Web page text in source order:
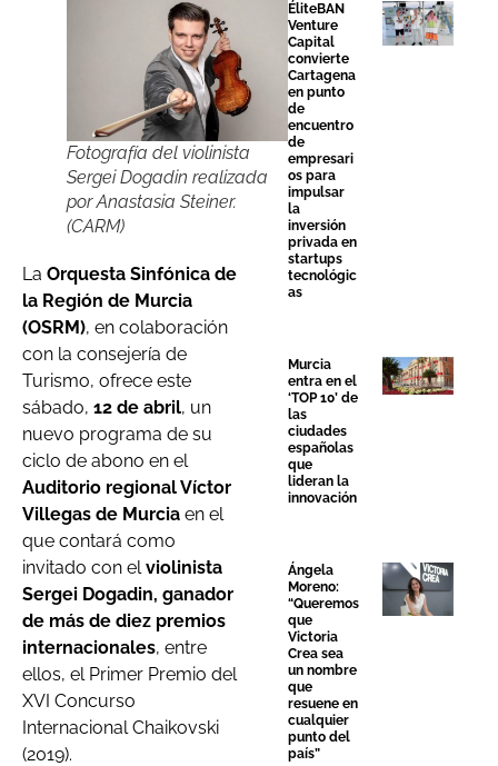
Fotografía del violinista
Sergei Dogadin realizada
por Anastasia Steiner.
(CARM)
La Orquesta Sinfónica de
la Región de Murcia
(OSRM), en colaboración
con la consejería de
Turismo, ofrece este
sábado, 12 de abril, un
nuevo programa de su
ciclo de abono en el
Auditorio regional Víctor
Villegas de Murcia en el
que contará como
invitado con elviolinista
Sergei Dogadin, ganador
de más de diez premios
internacionales, entre
ellos, el Primer Premio del
XVI Concurso
Internacional Chaikovski
(2019).
ÉliteBAN
Venture
Capital
convierte
Cartagena
en punto
de
encuentro
de
empresari
os para
impulsar
la
inversión
privada en
startups
tecnológic
as
Murcia
entra en el
‘TOP 10’ de
las
ciudades
españolas
que
lideran la
innovación
Ángela
Moreno:
“Queremos
que
Victoria
Crea sea
un nombre
que
resuene en
cualquier
punto del
país”